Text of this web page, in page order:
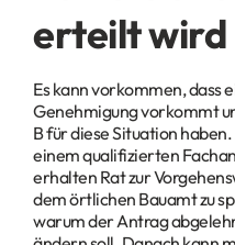
erteilt wird
Es kann vorkommen, dass
Genehmigung vorkommt
B für diese Situation
einem qualifizierten
erhalten Rat zur
dem örtlichen Bauamt zu
warum der Antrag